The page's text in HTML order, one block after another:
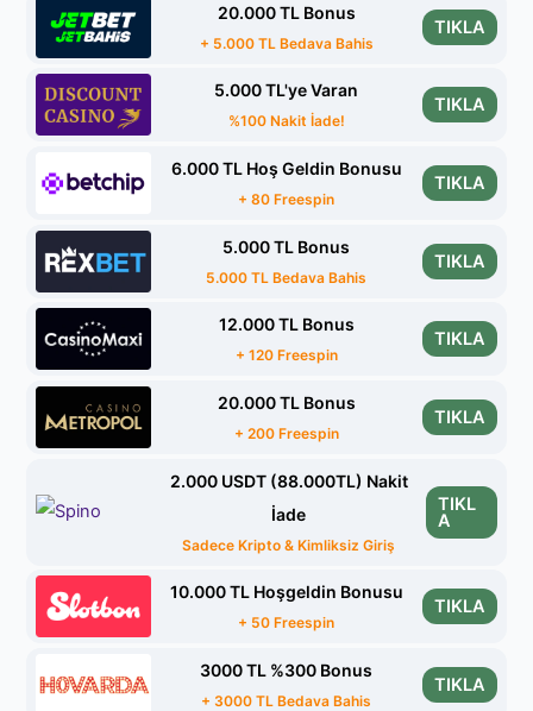
20.000 TL Bonus
+ 5.000 TL Bedava Bahis
TIKLA
5.000 TL'ye Varan
%100 Nakit İade!
TIKLA
6.000 TL Hoş Geldin Bonusu
+ 80 Freespin
TIKLA
5.000 TL Bonus
5.000 TL Bedava Bahis
TIKLA
12.000 TL Bonus
+ 120 Freespin
TIKLA
20.000 TL Bonus
+ 200 Freespin
TIKLA
2.000 USDT (88.000TL) Nakit
İade
Sadece Kripto & Kimliksiz Giriş
TIKL
A
10.000 TL Hoşgeldin Bonusu
+ 50 Freespin
TIKLA
3000 TL %300 Bonus
+ 3000 TL Bedava Bahis
TIKLA